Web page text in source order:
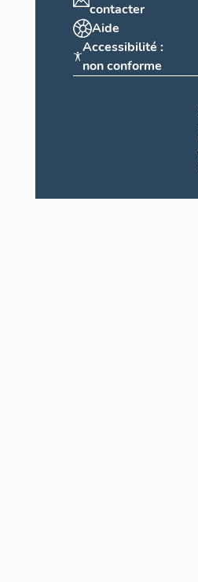
contacter
Aide
Accessibilité :
non conforme